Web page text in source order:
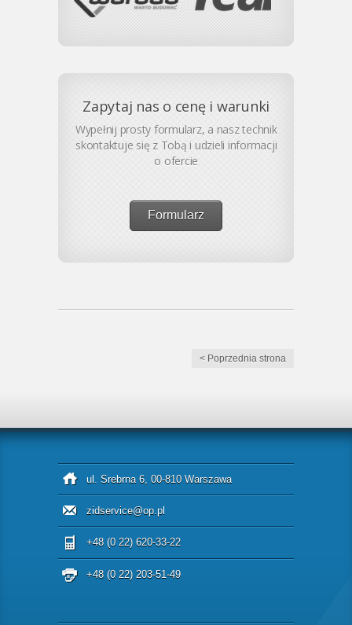
Zapytaj nas o cenę i warunki
Wypełnij prosty formularz, a nasz technik
skontaktuje się z Tobą i udzieli informacji
o ofercie
Formularz
< Poprzednia strona
ul. Srebrna 6, 00-810 Warszawa
zidservice@op.pl
+48 (0 22) 620-33-22
+48 (0 22) 203-51-49